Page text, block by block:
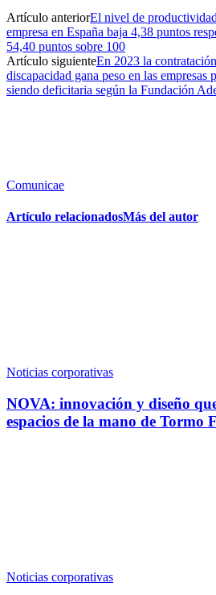
Artículo anteriorEl nivel de
empresa en España baja 4,38 puntos
54,40 puntos sobre 100
Artículo siguienteEn 2023 la
discapacidad gana peso en las empresas
siendo deficitaria según la Fundación
Comunicae
Artículo relacionadosMás del autor
Noticias corporativas
NOVA: innovación y diseño
espacios de la mano de Tormo
Noticias corporativas